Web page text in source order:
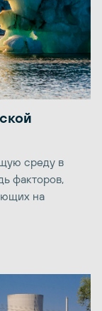
среду в
факторов,
на